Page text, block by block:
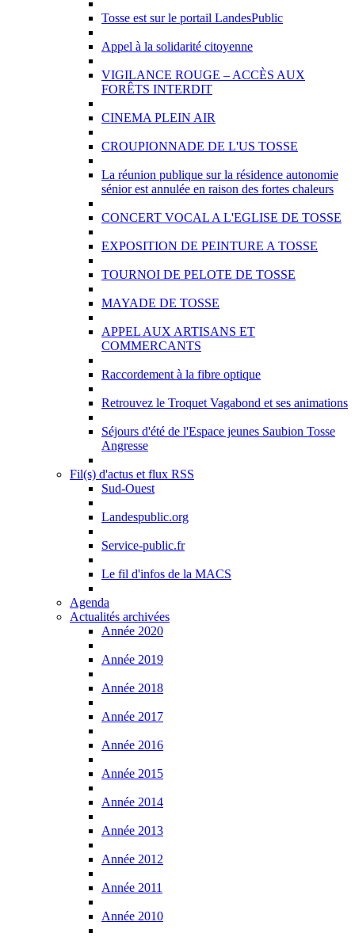
Tosse est sur le portail LandesPublic
Appel à la solidarité citoyenne
VIGILANCE ROUGE – ACCÈS AUX
FORÊTS INTERDIT
CINEMA PLEIN AIR
CROUPIONNADE DE L'US TOSSE
La réunion publique sur la résidence autonomie
sénior est annulée en raison des fortes chaleurs
CONCERT VOCAL A L'EGLISE DE TOSSE
EXPOSITION DE PEINTURE A TOSSE
TOURNOI DE PELOTE DE TOSSE
MAYADE DE TOSSE
APPEL AUX ARTISANS ET
COMMERCANTS
Raccordement à la fibre optique
Retrouvez le Troquet Vagabond et ses animations
Séjours d'été de l'Espace jeunes Saubion Tosse
Angresse
Fil(s) d'actus et flux RSS
Sud-Ouest
Landespublic.org
Service-public.fr
Le fil d'infos de la MACS
Agenda
Actualités archivées
Année 2020
Année 2019
Année 2018
Année 2017
Année 2016
Année 2015
Année 2014
Année 2013
Année 2012
Année 2011
Année 2010